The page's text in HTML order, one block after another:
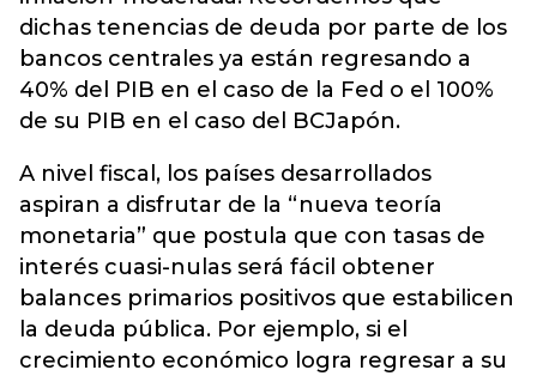
dichas tenencias de deuda por parte de los
bancos centrales ya están regresando a
40% del PIB en el caso de la Fed o el 100%
de su PIB en el caso del BCJapón.
A nivel fiscal, los países desarrollados
aspiran a disfrutar de la “nueva teoría
monetaria” que postula que con tasas de
interés cuasi-nulas será fácil obtener
balances primarios positivos que estabilicen
la deuda pública. Por ejemplo, si el
crecimiento económico logra regresar a su